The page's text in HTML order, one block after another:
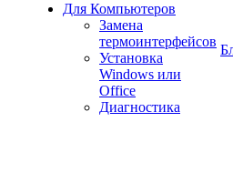
Для Компьютеров
Замена
термоинтерфейсов
Установка
Windows или
Office
Диагностика